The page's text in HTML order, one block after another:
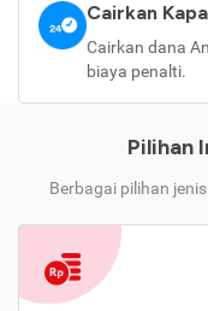
Cairkan
Cairkan dana
biaya penalti.
Pilihan
Berbagai pilihan